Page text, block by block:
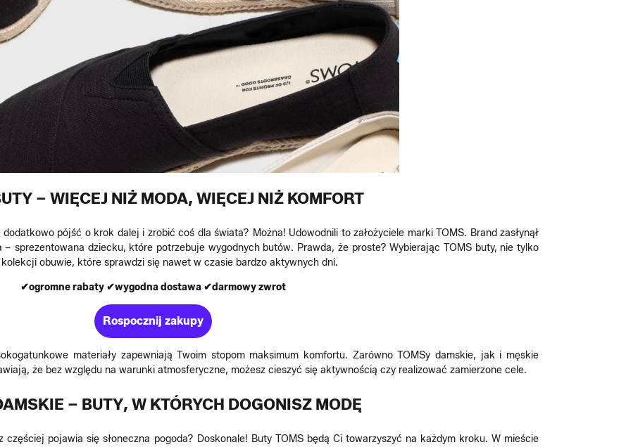
– WIĘCEJ NIŻ MODA, WIĘCEJ NIŻ KOMFORT
pójść o krok dalej i zrobić coś dla świata? Można! Udowodnili to założyciele marki TOMS. Brand zasłynął
sprezentowana dziecku, które potrzebuje wygodnych butów. Prawda, że proste? Wybierając TOMS buty, nie tylko
obuwie, które sprawdzi się nawet w czasie bardzo aktywnych dni.
✔ogromne rabaty ✔wygodna dostawa ✔darmowy zwrot
Rospocznij zakupy
materiały zapewniają Twoim stopom maksimum komfortu. Zarówno TOMSy damskie, jak i męskie
że bez względu na warunki atmosferyczne, możesz cieszyć się aktywnością czy realizować zamierzone cele.
– BUTY, W KTÓRYCH DOGONISZ MODĘ
pojawia się słoneczna pogoda? Doskonale! Buty TOMS będą Ci towarzyszyć na każdym kroku. W mieście